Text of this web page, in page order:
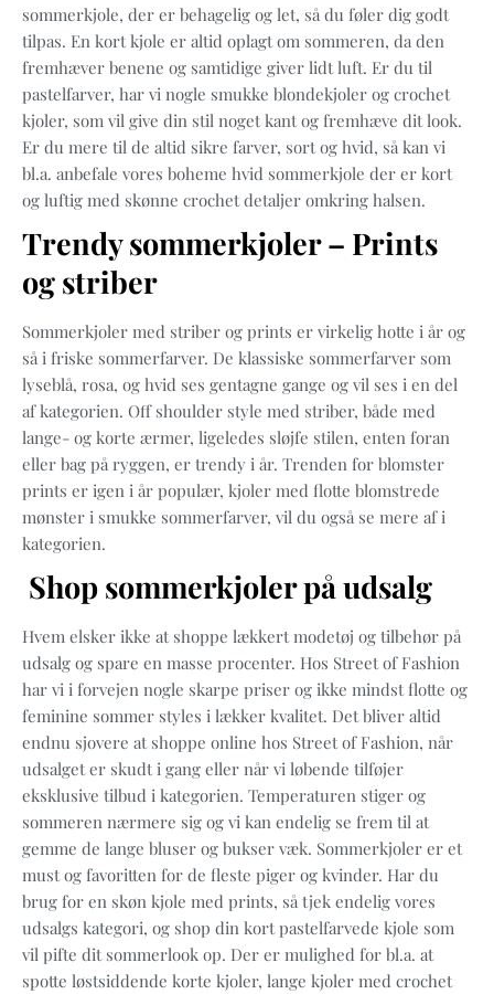
sommerkjole, der er behagelig og let, så du føler dig godt
tilpas. En kort kjole er altid oplagt om sommeren, da den
fremhæver benene og samtidige giver lidt luft. Er du til
pastelfarver, har vi nogle smukke blondekjoler og crochet
kjoler, som vil give din stil noget kant og fremhæve dit look.
Er du mere til de altid sikre farver, sort og hvid, så kan vi
bl.a. anbefale vores boheme hvid sommerkjole der er kort
og luftig med skønne crochet detaljer omkring halsen.
Trendy sommerkjoler – Prints
og striber
Sommerkjoler med striber og prints er virkelig hotte i år og
så i friske sommerfarver. De klassiske sommerfarver som
lyseblå, rosa, og hvid ses gentagne gange og vil ses i en del
af kategorien. Off shoulder style med striber, både med
lange- og korte ærmer, ligeledes sløjfe stilen, enten foran
eller bag på ryggen, er trendy i år. Trenden for blomster
prints er igen i år populær, kjoler med flotte blomstrede
mønster i smukke sommerfarver, vil du også se mere af i
kategorien.
Shop sommerkjoler på udsalg
Hvem elsker ikke at shoppe lækkert modetøj og tilbehør på
udsalg og spare en masse procenter. Hos Street of Fashion
har vi i forvejen nogle skarpe priser og ikke mindst flotte og
feminine sommer styles i lækker kvalitet. Det bliver altid
endnu sjovere at shoppe online hos Street of Fashion, når
udsalget er skudt i gang eller når vi løbende tilføjer
eksklusive tilbud i kategorien. Temperaturen stiger og
sommeren nærmere sig og vi kan endelig se frem til at
gemme de lange bluser og bukser væk. Sommerkjoler er et
must og favoritten for de fleste piger og kvinder. Har du
brug for en skøn kjole med prints, så tjek endelig vores
udsalgs kategori, og shop din kort pastelfarvede kjole som
vil pifte dit sommerlook op. Der er mulighed for bl.a. at
spotte løstsiddende korte kjoler, lange kjoler med crochet